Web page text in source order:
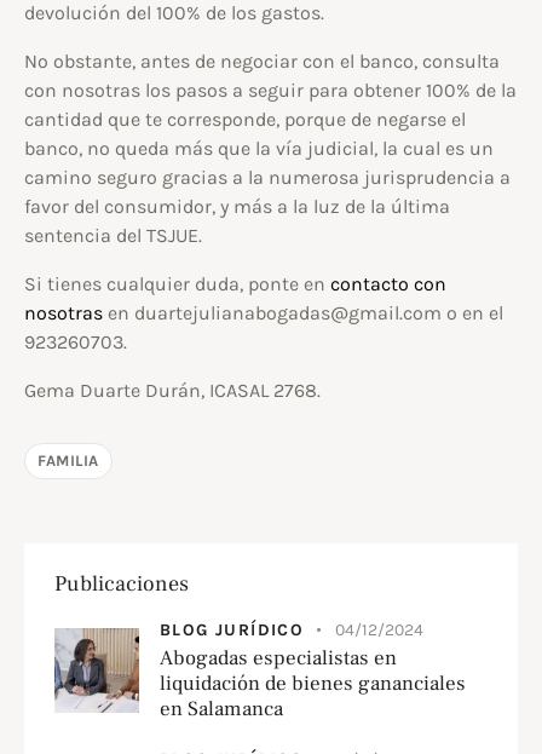
devolución del 100% de los gastos.
No obstante, antes de negociar con el banco, consulta
con nosotras los pasos a seguir para obtener 100% de la
cantidad que te corresponde, porque de negarse el
banco, no queda más que la vía judicial, la cual es un
camino seguro gracias a la numerosa jurisprudencia a
favor del consumidor, y más a la luz de la última
sentencia del TSJUE.
Si tienes cualquier duda, ponte en contacto con
nosotras en duartejulianabogadas@gmail.com o en el
923260703.
Gema Duarte Durán, ICASAL 2768.
FAMILIA
Publicaciones
BLOG JURÍDICO 04/12/2024
Abogadas especialistas en
liquidación de bienes gananciales
en Salamanca